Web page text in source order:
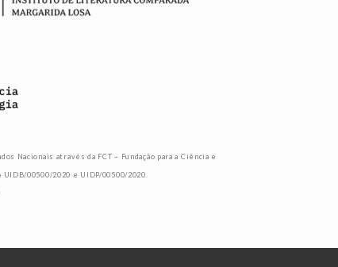
Nacionais através da FCT – Fundação para a Ciência e
00500/2020 e UIDP/00500/2020.